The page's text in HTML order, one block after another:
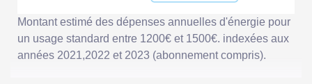
Montant estimé des dépenses annuelles d'énergie pour
un usage standard entre 1200€ et 1500€. indexées aux
années 2021,2022 et 2023 (abonnement compris).